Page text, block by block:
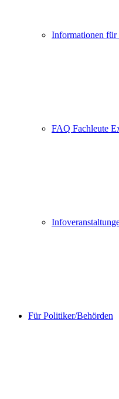
Informationen für
FAQ Fachleute
Für Politiker/Behörden